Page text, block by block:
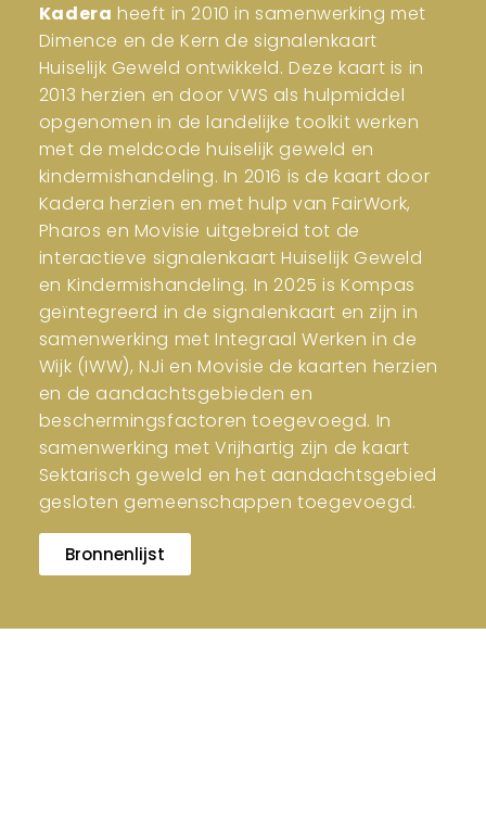
Kadera heeft in 2010 in samenwerking met
Dimence en de Kern de signalenkaart
Huiselijk Geweld ontwikkeld. Deze kaart is in
2013 herzien en door VWS als hulpmiddel
opgenomen in de landelijke toolkit werken
met de meldcode huiselijk geweld en
kindermishandeling. In 2016 is de kaart door
Kadera herzien en met hulp van FairWork,
Pharos en Movisie uitgebreid tot de
interactieve signalenkaart Huiselijk Geweld
en Kindermishandeling. In 2025 is Kompas
geïntegreerd in de signalenkaart en zijn in
samenwerking met Integraal Werken in de
Wijk (IWW), NJi en Movisie de kaarten herzien
en de aandachtsgebieden en
beschermingsfactoren toegevoegd. In
samenwerking met Vrijhartig zijn de kaart
Sektarisch geweld en het aandachtsgebied
gesloten gemeenschappen toegevoegd.
Bronnenlijst